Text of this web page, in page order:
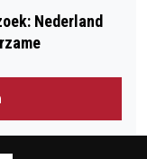
Nederland